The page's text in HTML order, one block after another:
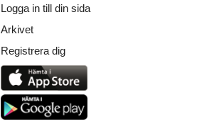
Logga in till din sida
Arkivet
Registrera dig